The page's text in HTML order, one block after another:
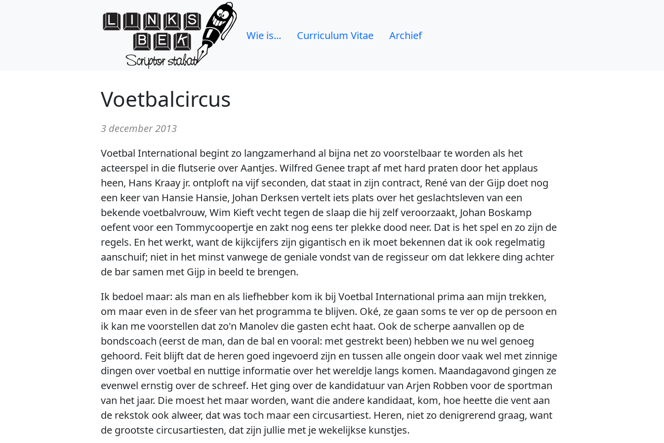
Wie is... Curriculum Vitae Archief
Voetbalcircus
3 december 2013
Voetbal International begint zo langzamerhand al bijna net zo voorstelbaar te worden als het
acteerspel in die flutserie over Aantjes. Wilfred Genee trapt af met hard praten door het applaus
heen, Hans Kraay jr. ontploft na vijf seconden, dat staat in zijn contract, René van der Gijp doet nog
een keer van Hansie Hansie, Johan Derksen vertelt iets plats over het geslachtsleven van een
bekende voetbalvrouw, Wim Kieft vecht tegen de slaap die hij zelf veroorzaakt, Johan Boskamp
oefent voor een Tommycoopertje en zakt nog eens ter plekke dood neer. Dat is het spel en zo zijn de
regels. En het werkt, want de kijkcijfers zijn gigantisch en ik moet bekennen dat ik ook regelmatig
aanschuif; niet in het minst vanwege de geniale vondst van de regisseur om dat lekkere ding achter
de bar samen met Gijp in beeld te brengen.
Ik bedoel maar: als man en als liefhebber kom ik bij Voetbal International prima aan mijn trekken,
om maar even in de sfeer van het programma te blijven. Oké, ze gaan soms te ver op de persoon en
ik kan me voorstellen dat zo'n Manolev die gasten echt haat. Ook de scherpe aanvallen op de
bondscoach (eerst de man, dan de bal en vooral: met gestrekt been) hebben we nu wel genoeg
gehoord. Feit blijft dat de heren goed ingevoerd zijn en tussen alle ongein door vaak wel met zinnige
dingen over voetbal en nuttige informatie over het wereldje langs komen. Maandagavond gingen ze
evenwel ernstig over de schreef. Het ging over de kandidatuur van Arjen Robben voor de sportman
van het jaar. Die moest het maar worden, want die andere kandidaat, kom, hoe heette die vent aan
de rekstok ook alweer, dat was toch maar een circusartiest. Heren, niet zo denigrerend graag, want
de grootste circusartiesten, dat zijn jullie met je wekelijkse kunstjes.